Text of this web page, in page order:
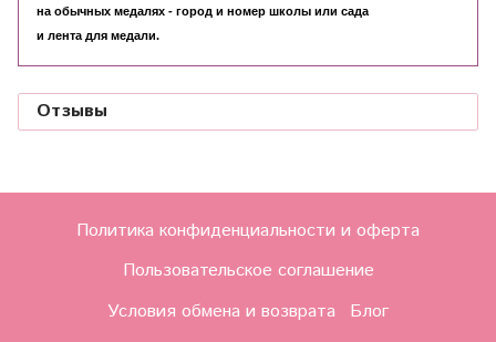
на обычных медалях - город и номер школы или сада
и лента для медали.
Отзывы
Политика конфиденциальности и оферта
Пользовательское соглашение
Условия обмена и возврата
Блог